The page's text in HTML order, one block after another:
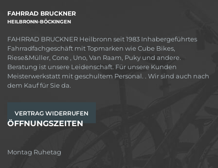
FAHRRAD BRUCKNER
HEILBRONN-BÖCKINGEN
FAHRRAD BRUCKNER Heilbronn seit 1983 Inhabergeführtes
Fahrradfachgeschäft mit Topmarken wie Cube Bikes,
Riese&Müller, Cone , Uno, Van Raam, Puky und andere.
Beratung ist unsere Leidenschaft. Für unsere Kunden
Meisterwerkstatt mit geschultem Personal. . Wir sind auch nach
dem Kauf für Sie da.
VERTRAG WIDERRUFEN
ÖFFNUNGSZEITEN
Montag Ruhetag